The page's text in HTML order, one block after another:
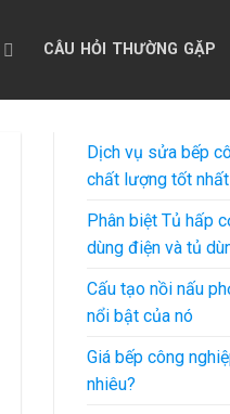
CÂU HỎI THƯỜNG GẶP
Dịch vụ sửa bếp
chất lượng tốt nhất
Phân biệt Tủ hấp
dùng điện và tủ
Cấu tạo nồi nấu
nổi bật của nó
Giá bếp công
nhiêu?